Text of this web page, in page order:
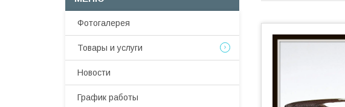
Фотогалерея
Товары и услуги
Новости
График работы